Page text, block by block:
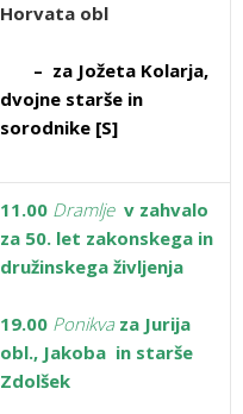
Horvata obl
– za Jožeta Kolarja,
dvojne starše in
sorodnike [S]
11.00 Dramljev zahvalo
za 50. let zakonskega in
družinskega življenja
19.00 Ponikvaza Jurija
obl., Jakoba in starše
Zdolšek